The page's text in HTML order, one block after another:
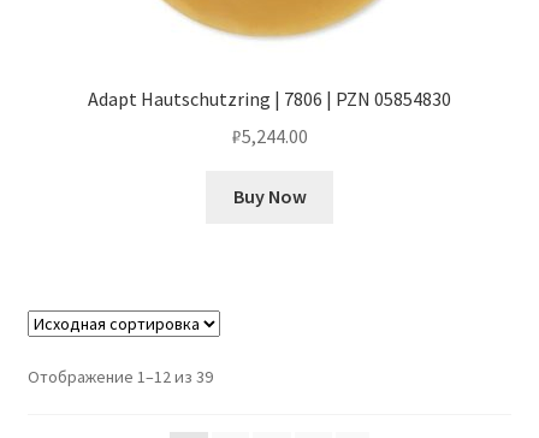
Adapt Hautschutzring | 7806 | PZN 05854830
₽5,244.00
Buy Now
Отображение 1–12 из 39